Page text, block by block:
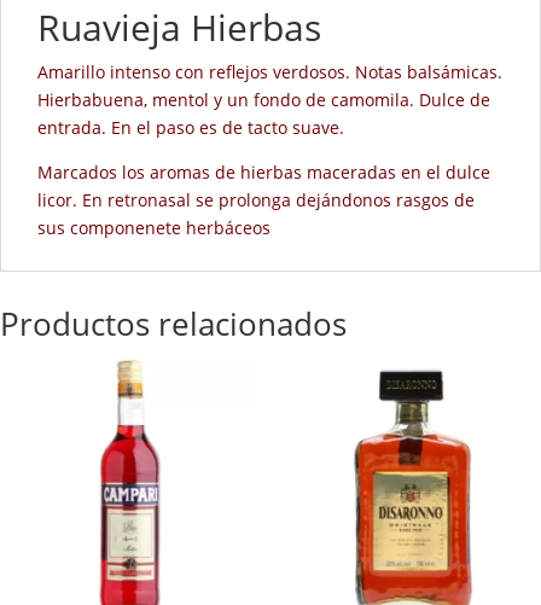
Ruavieja Hierbas
Amarillo intenso con reflejos verdosos. Notas balsámicas.
Hierbabuena, mentol y un fondo de camomila. Dulce de
entrada. En el paso es de tacto suave.
Marcados los aromas de hierbas maceradas en el dulce
licor. En retronasal se prolonga dejándonos rasgos de
sus componenete herbáceos
Productos relacionados